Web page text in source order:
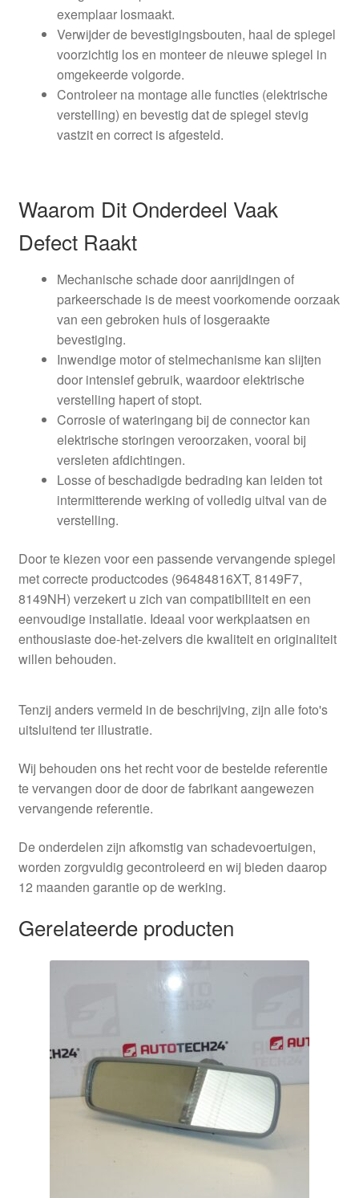
exemplaar losmaakt.
Verwijder de bevestigingsbouten, haal de spiegel
voorzichtig los en monteer de nieuwe spiegel in
omgekeerde volgorde.
Controleer na montage alle functies (elektrische
verstelling) en bevestig dat de spiegel stevig
vastzit en correct is afgesteld.
Waarom Dit Onderdeel Vaak
Defect Raakt
Mechanische schade door aanrijdingen of
parkeerschade is de meest voorkomende oorzaak
van een gebroken huis of losgeraakte
bevestiging.
Inwendige motor of stelmechanisme kan slijten
door intensief gebruik, waardoor elektrische
verstelling hapert of stopt.
Corrosie of wateringang bij de connector kan
elektrische storingen veroorzaken, vooral bij
versleten afdichtingen.
Losse of beschadigde bedrading kan leiden tot
intermitterende werking of volledig uitval van de
verstelling.
Door te kiezen voor een passende vervangende spiegel
met correcte productcodes (96484816XT, 8149F7,
8149NH) verzekert u zich van compatibiliteit en een
eenvoudige installatie. Ideaal voor werkplaatsen en
enthousiaste doe-het-zelvers die kwaliteit en originaliteit
willen behouden.
Tenzij anders vermeld in de beschrijving, zijn alle foto's
uitsluitend ter illustratie.
Wij behouden ons het recht voor de bestelde referentie
te vervangen door de door de fabrikant aangewezen
vervangende referentie.
De onderdelen zijn afkomstig van schadevoertuigen,
worden zorgvuldig gecontroleerd en wij bieden daarop
12 maanden garantie op de werking.
Gerelateerde producten